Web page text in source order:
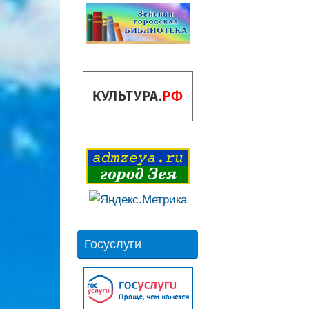
Госуслуги